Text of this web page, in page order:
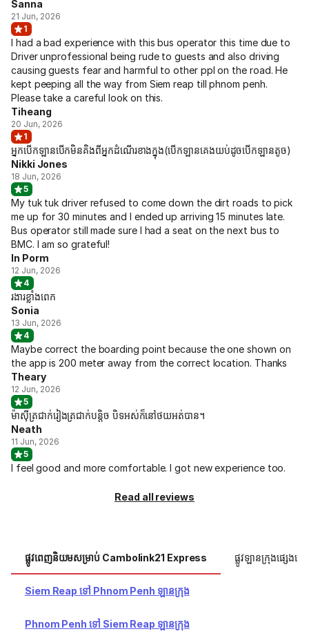
Sanna
21 Jun, 2026
1
I had a bad experience with this bus operator this time due to
Driver unprofessional being rude to guests and also driving
causing guests fear and harmful to other ppl on the road. He
kept peeping all the way from Siem reap till phnom penh.
Please take a careful look on this.
Tiheang
20 Jun, 2026
1
អ្នកបើកឡានបើកមិនគិងពីអ្នកដំណើរខាងក្នុង(បើកឡានគេងយប់ដូចបើកឡានតូច)
Nikki Jones
18 Jun, 2026
5
My tuk tuk driver refused to come down the dirt roads to pick
me up for 30 minutes and I ended up arriving 15 minutes late.
Bus operator still made sure I had a seat on the next bus to
BMC. I am so grateful!
In Porm
12 Jun, 2026
4
រងារខ្លាំងពេក
Sonia
13 Jun, 2026
4
Maybe correct the boarding point because the one shown on
the app is 200 meter away from the correct location. Thanks
Theary
12 Jun, 2026
5
ម៉ាសុីត្រជាក់រៀងត្រជាក់បន្តិច បិទអស់ក៏នៅថយអត់បាន។
Neath
11 Jun, 2026
5
I feel good and more comfortable. I got new experience too.
Read all reviews
ផ្លូវពេញនិយមសម្រាប់ Cambolink21 Express ផ្លូវឡានក្រុងផ្សេងទៀ
Siem Reap ទៅ Phnom Penh ឡានក្រុង
Phnom Penh ទៅ Siem Reap ឡានក្រុង